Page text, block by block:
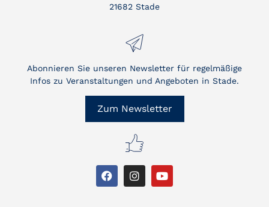
21682 Stade
Abonnieren Sie unseren Newsletter für regelmäßige
Infos zu Veranstaltungen und Angeboten in Stade.
Zum Newsletter